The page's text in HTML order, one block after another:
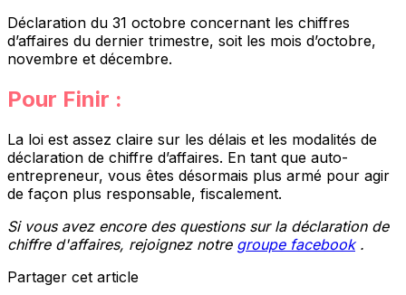
Déclaration du 31 octobre concernant les chiffres
d’affaires du dernier trimestre, soit les mois d’octobre,
novembre et décembre.
Pour Finir :
La loi est assez claire sur les délais et les modalités de
déclaration de chiffre d’affaires. En tant que auto-
entrepreneur, vous êtes désormais plus armé pour agir
de façon plus responsable, fiscalement.
Si vous avez encore des questions sur la déclaration de
chiffre d'affaires, rejoignez notre groupe facebook.
Partager cet article